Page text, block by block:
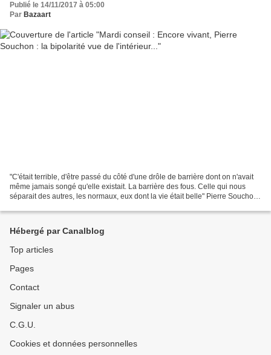
Publié le 14/11/2017 à 05:00
Par Bazaart
"C'était terrible, d'être passé du côté d'une drôle de barrière dont on n'avait
même jamais songé qu'elle existait. La barrière des fous. Celle qui nous
séparait des autres, les normaux, eux dont la vie était belle" Pierre Souchon,
Hébergé par Canalblog
Top articles
Pages
Contact
Signaler un abus
C.G.U.
Cookies et données personnelles